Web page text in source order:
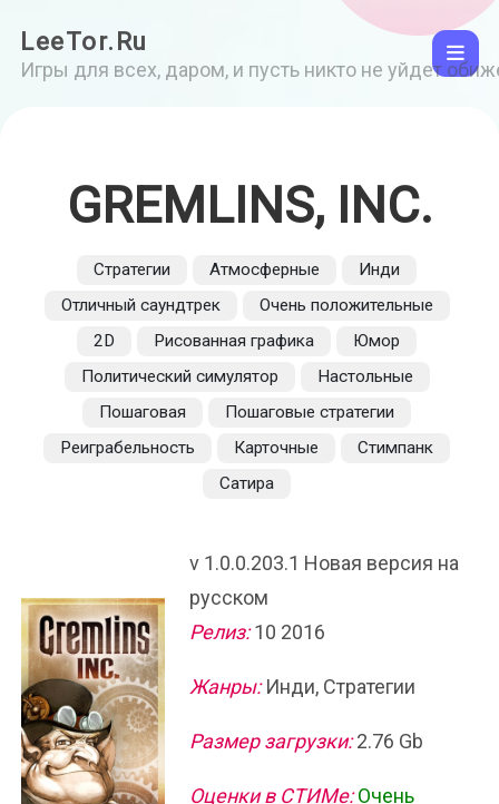
LeeTor.Ru
Игры для всех, даром, и пусть никто не уйдет
GREMLINS, INC.
Стратегии Атмосферные
Инди
Отличный саундтрек
Очень положительные
2D
Рисованная графика
Юмор
Политический симулятор
Настольные
Пошаговая
Пошаговые стратегии
Реиграбельность
Карточные
Стимпанк
Сатира
v 1.0.0.203.1 Новая версия на
русском
Релиз:10 2016
Жанры:Инди, Стратегии
Размер загрузки:2.76 Gb
Оценки в СТИМе: Очень